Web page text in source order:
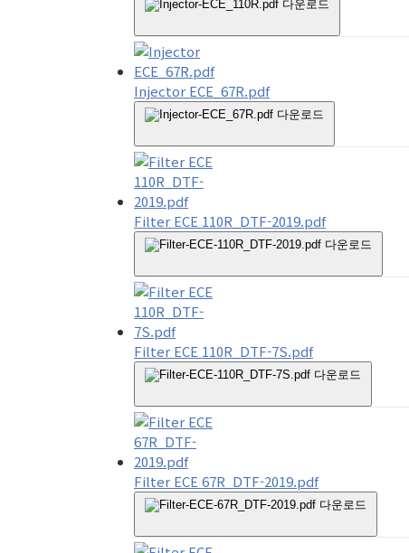
다운로드
Injector ECE_67R.pdf
다운로드
Filter ECE 110R_DTF-2019.pdf
다운로드
Filter ECE 110R_DTF-7S.pdf
다운로드
Filter ECE 67R_DTF-2019.pdf
다운로드